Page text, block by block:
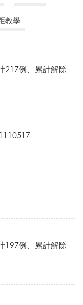
教學
217例、累計解除
197例、累計解除